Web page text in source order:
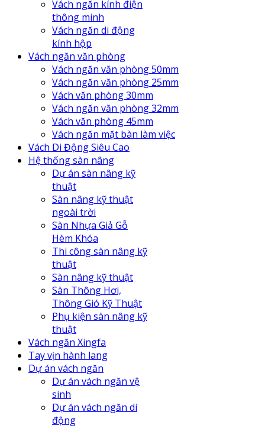
Vách ngăn kính điện
thông minh
Vách ngăn di động
kính hộp
Vách ngăn văn phòng
Vách ngăn văn phòng 50mm
Vách ngăn văn phòng 25mm
Vách văn phòng 30mm
Vách ngăn văn phòng 32mm
Vách văn phòng 45mm
Vách ngăn mặt bàn làm việc
Vách Di Động Siêu Cao
Hệ thống sàn nâng
Dự án sàn nâng kỹ
thuật
Sàn nâng kỹ thuật
ngoài trời
Sàn Nhựa Giả Gỗ
Hèm Khóa
Thi công sàn nâng kỹ
thuật
Sàn nâng kỹ thuật
Sàn Thông Hơi,
Thông Gió Kỹ Thuật
Phụ kiện sàn nâng kỹ
thuật
Vách ngăn Xingfa
Tay vịn hành lang
Dự án vách ngăn
Dự án vách ngăn vệ
sinh
Dự án vách ngăn di
động